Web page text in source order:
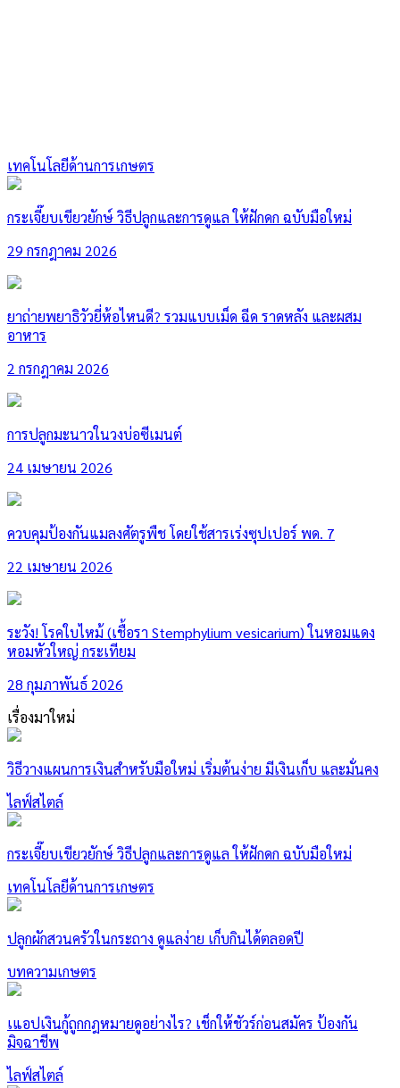
เทคโนโลยีด้านการเกษตร
กระเจี๊ยบเขียวยักษ์ วิธีปลูกและการดูแล ให้ฝักดก ฉบับมือใหม่
29 กรกฎาคม 2026
ยาถ่ายพยาธิวัวยี่ห้อไหนดี? รวมแบบเม็ด ฉีด ราดหลัง และผสม
อาหาร
2 กรกฎาคม 2026
การปลูกมะนาวในวงบ่อซีเมนต์
24 เมษายน 2026
ควบคุมป้องกันแมลงศัตรูพืช โดยใช้สารเร่งซุปเปอร์ พด. 7
22 เมษายน 2026
ระวัง! โรคใบไหม้ (เชื้อรา Stemphylium vesicarium) ในหอมแดง
หอมหัวใหญ่ กระเทียม
28 กุมภาพันธ์ 2026
เรื่องมาใหม่
วิธีวางแผนการเงินสำหรับมือใหม่ เริ่มต้นง่าย มีเงินเก็บ และมั่นคง
ไลฟ์สไตล์
กระเจี๊ยบเขียวยักษ์ วิธีปลูกและการดูแล ให้ฝักดก ฉบับมือใหม่
เทคโนโลยีด้านการเกษตร
ปลูกผักสวนครัวในกระถาง ดูแลง่าย เก็บกินได้ตลอดปี
บทความเกษตร
เแอปเงินกู้ถูกกฎหมายดูอย่างไร? เช็กให้ชัวร์ก่อนสมัคร ป้องกัน
มิจฉาชีพ
ไลฟ์สไตล์